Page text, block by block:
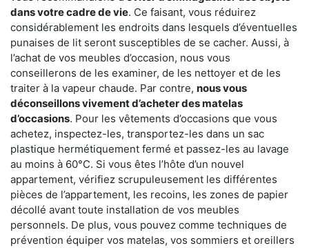
dans votre cadre de vie. Ce faisant, vous réduirez
considérablement les endroits dans lesquels d’éventuelles
punaises de lit seront susceptibles de se cacher. Aussi, à
l’achat de vos meubles d’occasion, nous vous
conseillerons de les examiner, de les nettoyer et de les
traiter à la vapeur chaude. Par contre, nous vous
déconseillons vivement d’acheter des matelas
d’occasions. Pour les vêtements d’occasions que vous
achetez, inspectez-les, transportez-les dans un sac
plastique hermétiquement fermé et passez-les au lavage
au moins à 60°C. Si vous êtes l’hôte d’un nouvel
appartement, vérifiez scrupuleusement les différentes
pièces de l’appartement, les recoins, les zones de papier
décollé avant toute installation de vos meubles
personnels. De plus, vous pouvez comme techniques de
prévention équiper vos matelas, vos sommiers et oreillers